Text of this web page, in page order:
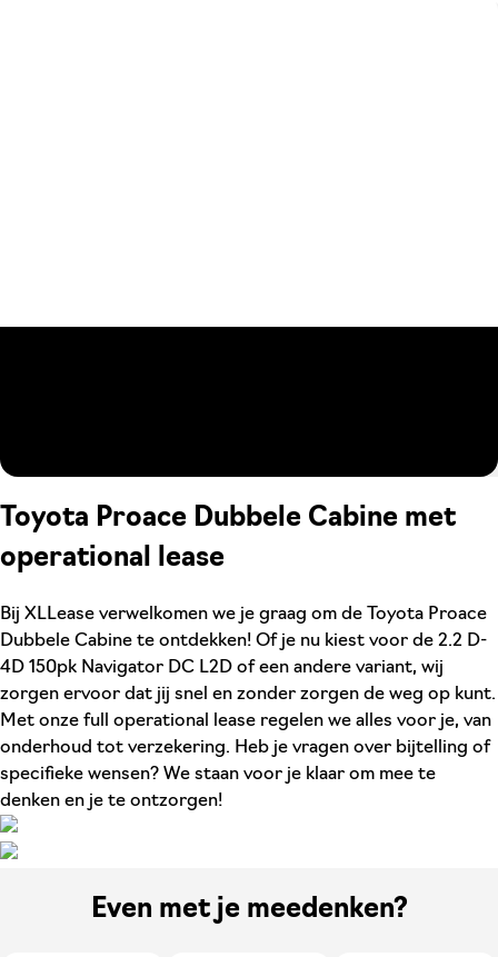
Toyota Proace Dubbele Cabine met
operational lease
Bij XLLease verwelkomen we je graag om de Toyota Proace
Dubbele Cabine te ontdekken! Of je nu kiest voor de 2.2 D-
4D 150pk Navigator DC L2D of een andere variant, wij
zorgen ervoor dat jij snel en zonder zorgen de weg op kunt.
Met onze full operational lease regelen we alles voor je, van
onderhoud tot verzekering. Heb je vragen over bijtelling of
specifieke wensen? We staan voor je klaar om mee te
denken en je te ontzorgen!
Even met je meedenken?